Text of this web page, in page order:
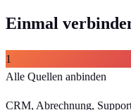
Einmal
1
Alle Quellen anbinden
CRM, Abrechnung,